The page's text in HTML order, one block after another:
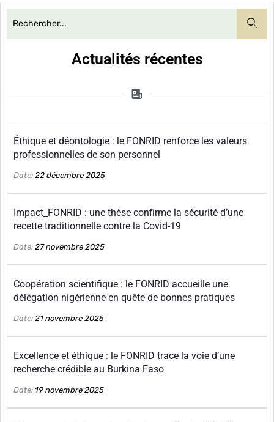
Actualités récentes
Éthique et déontologie : le FONRID renforce les valeurs
professionnelles de son personnel
Date: 22 décembre 2025
Impact_FONRID : une thèse confirme la sécurité d’une
recette traditionnelle contre la Covid-19
Date: 27 novembre 2025
Coopération scientifique : le FONRID accueille une
délégation nigérienne en quête de bonnes pratiques
Date: 21 novembre 2025
Excellence et éthique : le FONRID trace la voie d’une
recherche crédible au Burkina Faso
Date: 19 novembre 2025